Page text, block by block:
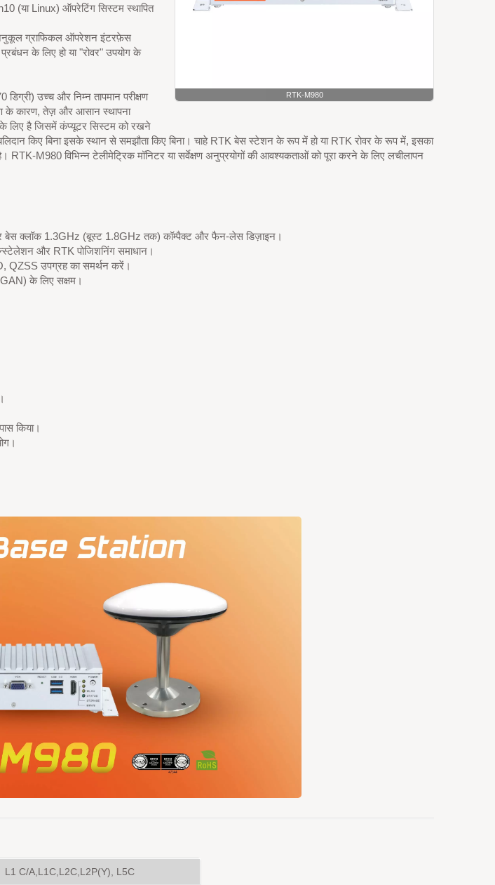
RTK-M980
(या Linux) ऑपरेटिंग सिस्टम स्थापित
अनुकूल ग्राफिकल ऑपरेशन इंटरफ़ेस
के लिए हो या "रोवर" उपयोग के
उच्च और निम्न तापमान परीक्षण
के कारण, तेज़ और आसान स्थापना
लिए है जिसमें कंप्यूटर सिस्टम को रखने
किए बिना इसके स्थान से समझौता किए बिना। चाहे RTK बेस स्टेशन के रूप में हो या RTK रोवर के रूप में, इसका
M980 विभिन्न टेलीमेट्रिक मॉनिटर या सर्वेक्षण अनुप्रयोगों की आवश्यकताओं को पूरा करने के लिए लचीलापन
क्लॉक 1.3GHz (बूस्ट 1.8GHz तक) कॉम्पैक्ट और फैन-लेस डिज़ाइन।
और RTK पोजिशनिंग समाधान।
QZSS उपग्रह का समर्थन करें।
के लिए सक्षम।
किया।
L1 C/A,L1C,L2C,L2P(Y), L5C